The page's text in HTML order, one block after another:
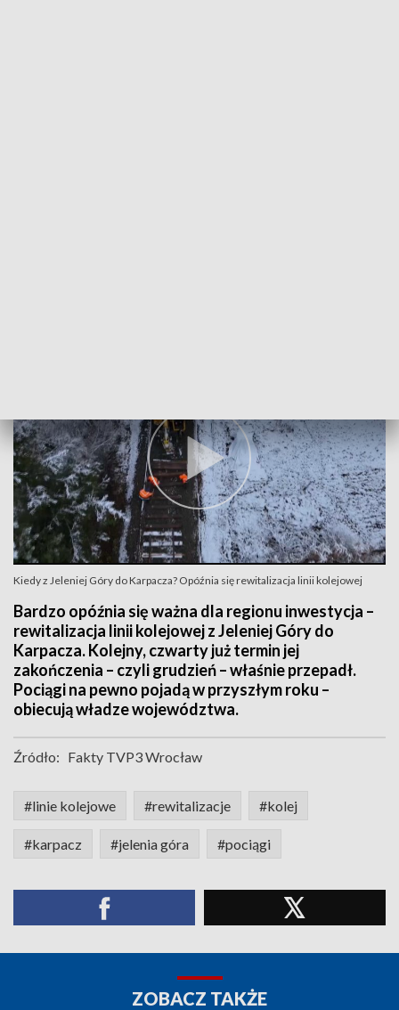
Kiedy z Jeleniej Góry do Karpacza? Opóźnia się rewitalizacja linii kolejowej
Bardzo opóźnia się ważna dla regionu inwestycja –
rewitalizacja linii kolejowej z Jeleniej Góry do
Karpacza. Kolejny, czwarty już termin jej
zakończenia – czyli grudzień – właśnie przepadł.
Pociągi na pewno pojadą w przyszłym roku –
obiecują władze województwa.
Źródło: Fakty TVP3 Wrocław
#linie kolejowe #rewitalizacje #kolej
#karpacz #jelenia góra #pociągi
ZOBACZ TAKŻE